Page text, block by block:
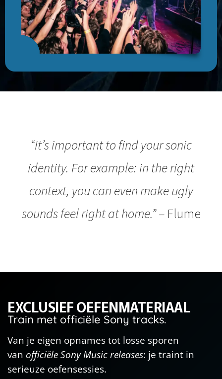
“It’s important to find your sonic
identity. For example: in the right
context, you can even make ugly
sounds feel right at home.”– Flume
EXCLUSIEF OEFENMATERIAAL
Train met officiële Sony tracks.
Van je eigen opnames tot losse sporen
van officiële Sony Music releases: je traint in
serieuze oefensessies.